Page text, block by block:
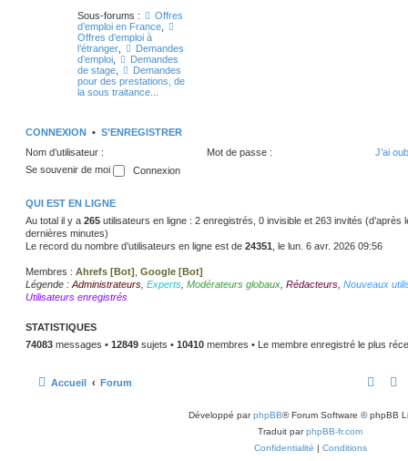
Sous-forums :
Offres
d’emploi en France
Offres d’emploi à
l’étranger
Demandes
d’emploi
Demandes
de stage
Demandes
pour des prestations, de
la sous traitance...
CONNEXION • S’ENREGISTRER
Nom d’utilisateur :
Mot de passe :
J’ai
Se souvenir de moi
QUI EST EN LIGNE
Au total il y a 265 utilisateurs en ligne : 2 enregistrés, 0 invisible et 263 invités (d’après
dernières minutes)
Le record du nombre d’utilisateurs en ligne est de 24351 , le lun. 6 avr. 2026 09:56
Membres : Ahrefs [Bot] Google [Bot]
Légende : Administrateurs Experts Modérateurs globaux Rédacteurs Nouveaux
Utilisateurs enregistrés
STATISTIQUES
74083 messages • 12849 sujets • 10410 membres • Le membre enregistré le plus
Accueil Forum
Développé parphpBB® Forum Software © phpBB
Traduit parphpBB-fr.com
Confidentialité | Conditions